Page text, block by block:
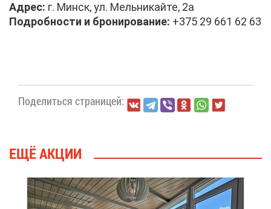
Ад­рес: г. Минск, ул. Мель­ни­кай­те, 2а
По­дроб­но­сти и бро­ни­ро­ва­ние: +375 29 661 62 63
По­де­лить­ся стра­ни­цей:
ЕЩЁ АК­ЦИИ